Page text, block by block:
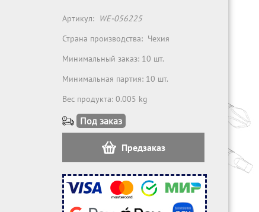
Артикул: WE-056225
Страна производства: Чехия
Минимальный заказ: 10 шт.
Минимальная партия: 10 шт.
Вес продукта: 0.005 kg
Под заказ
Предзаказ